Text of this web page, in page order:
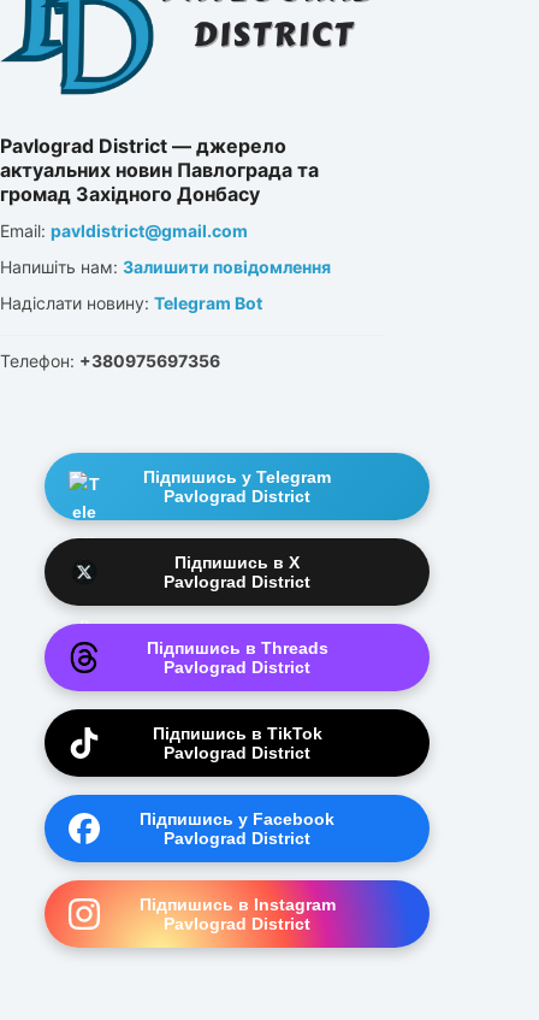
Pavlograd District — джерело
актуальних новин Павлограда та
громад Західного Донбасу
Email: pavldistrict@gmail.com
Напишіть нам: Залишити повідомлення
Надіслати новину: Telegram Bot
Телефон: +380975697356
Підпишись у Telegram
Pavlograd District
Підпишись в X
Pavlograd District
Підпишись в Threads
Pavlograd District
Підпишись в TikTok
Pavlograd District
Підпишись у Facebook
Pavlograd District
Підпишись в Instagram
Pavlograd District